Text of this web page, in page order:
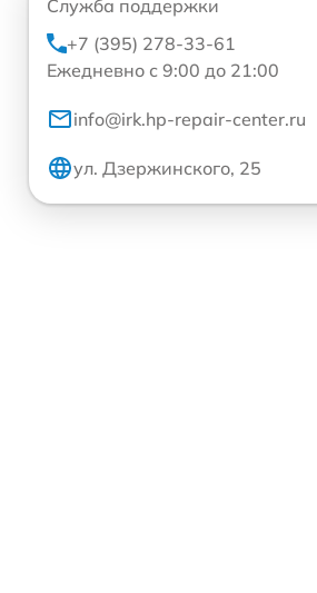
Служба поддержки
+7 (395) 278-33-61
Ежедневно с 9:00 до 21:00
info@irk.hp-repair-center.ru
ул. Дзержинского, 25